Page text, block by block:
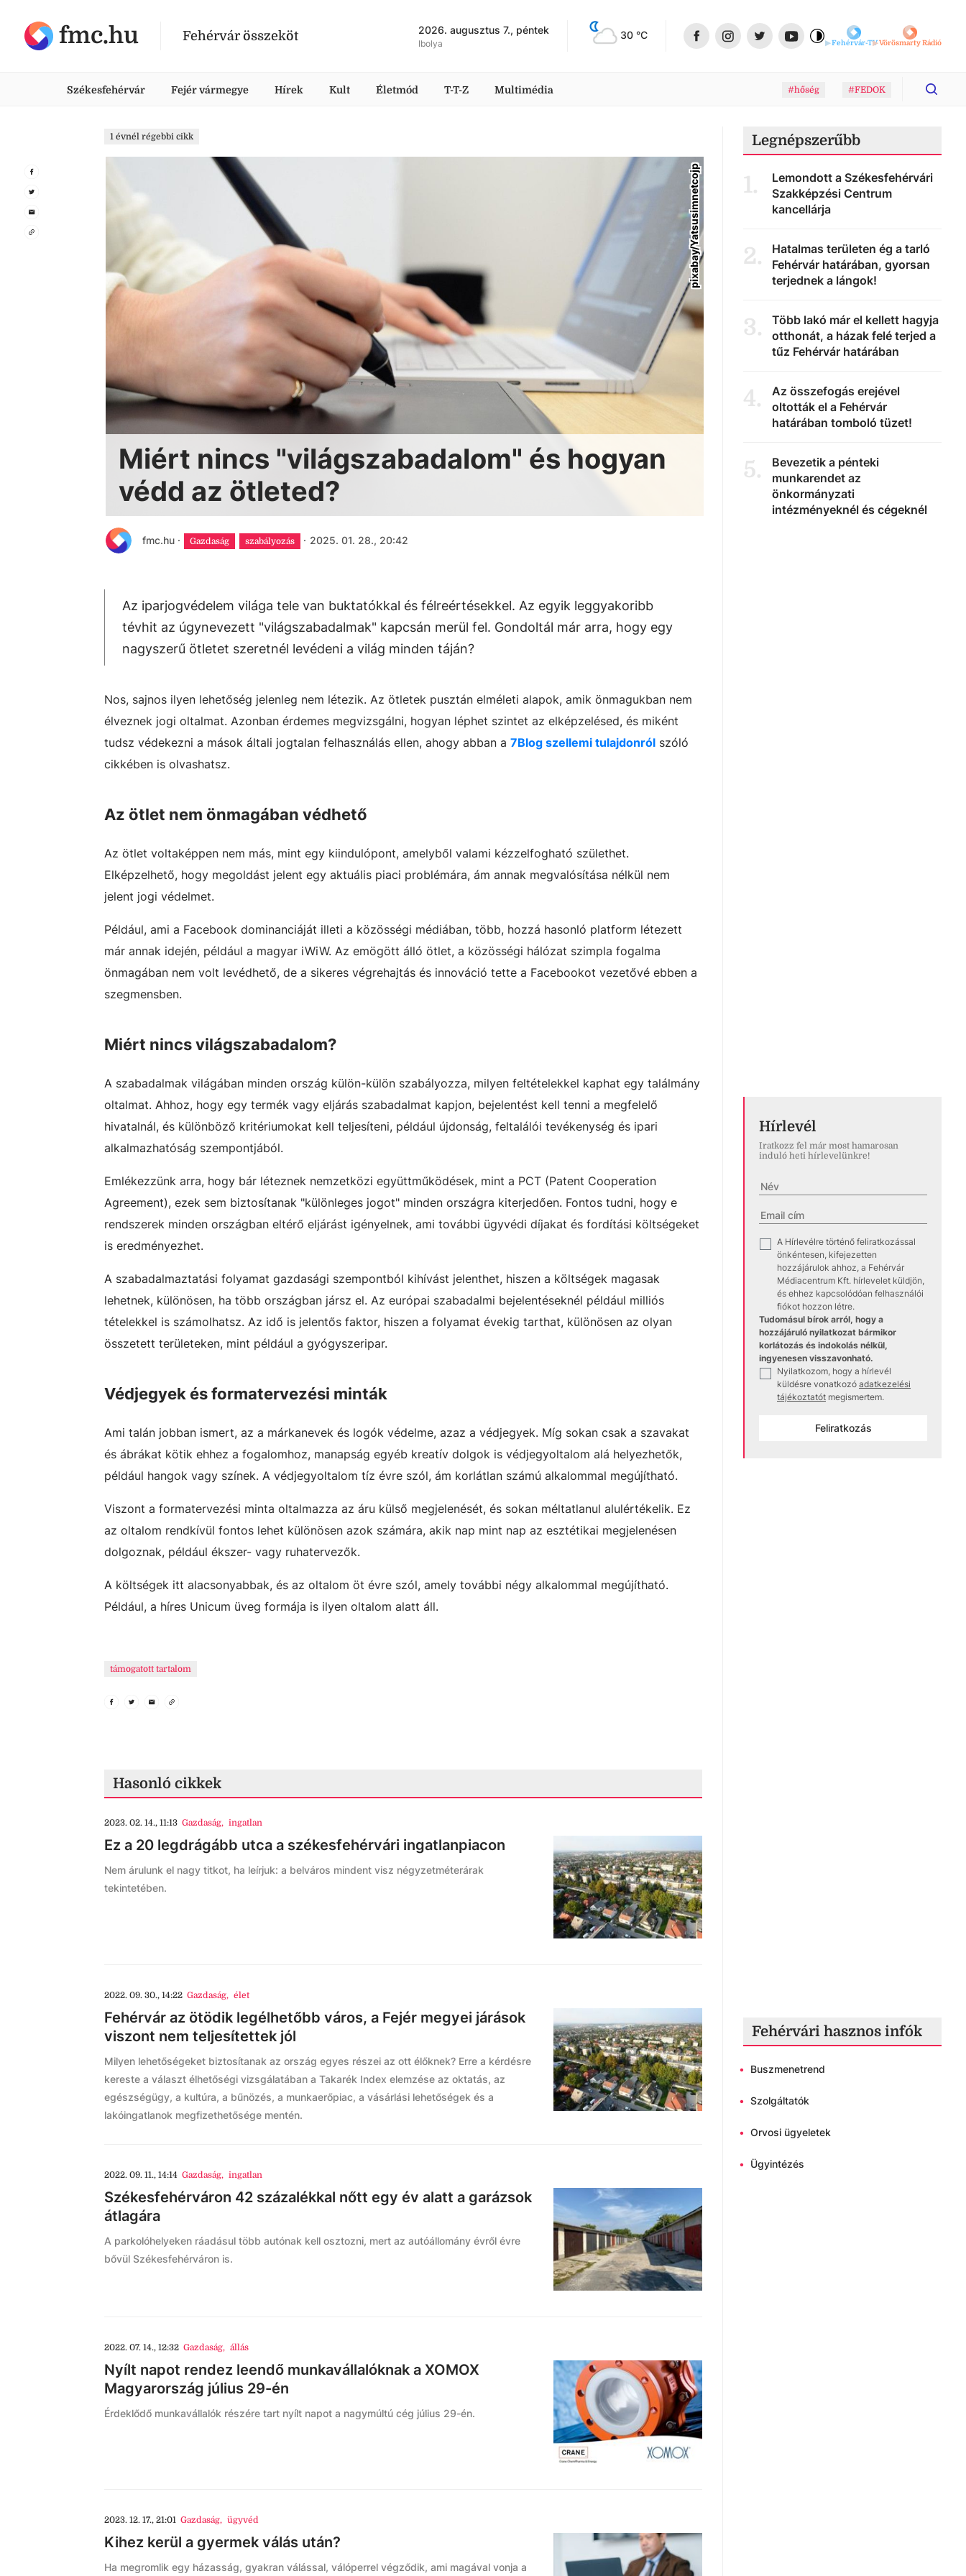
fmc.hu Fehérvár összeköt 2026. augusztus 7., péntek
Ibolya
30 °C
Fehérvár-TVVörösmarty Rádió
Székesfehérvár Fejér vármegye Hírek Kult Életmód T-T-Z Multimédia #hőség #FEDOK
1 évnél régebbi cikk
pixabay/Yatsusimnetcojp
Miért nincs "világszabadalom" és hogyan
védd az ötleted?
fmc.hu · Gazdaság szabályozás · 2025. 01. 28., 20:42
Az iparjogvédelem világa tele van buktatókkal és félreértésekkel. Az egyik leggyakoribb
tévhit az úgynevezett "világszabadalmak" kapcsán merül fel. Gondoltál már arra, hogy egy
nagyszerű ötletet szeretnél levédeni a világ minden táján?
Nos, sajnos ilyen lehetőség jelenleg nem létezik. Az ötletek pusztán elméleti alapok, amik önmagukban nem
élveznek jogi oltalmat. Azonban érdemes megvizsgálni, hogyan léphet szintet az elképzelésed, és miként
tudsz védekezni a mások általi jogtalan felhasználás ellen, ahogy abban a 7Blog szellemi tulajdonról szóló
cikkében is olvashatsz.
Az ötlet nem önmagában védhető
Az ötlet voltaképpen nem más, mint egy kiindulópont, amelyből valami kézzelfogható születhet.
Elképzelhető, hogy megoldást jelent egy aktuális piaci problémára, ám annak megvalósítása nélkül nem
jelent jogi védelmet.
Például, ami a Facebook dominanciáját illeti a közösségi médiában, több, hozzá hasonló platform létezett
már annak idején, például a magyar iWiW. Az emögött álló ötlet, a közösségi hálózat szimpla fogalma
önmagában nem volt levédhető, de a sikeres végrehajtás és innováció tette a Facebookot vezetővé ebben a
szegmensben.
Miért nincs világszabadalom?
A szabadalmak világában minden ország külön-külön szabályozza, milyen feltételekkel kaphat egy találmány
oltalmat. Ahhoz, hogy egy termék vagy eljárás szabadalmat kapjon, bejelentést kell tenni a megfelelő
hivatalnál, és különböző kritériumokat kell teljesíteni, például újdonság, feltalálói tevékenység és ipari
alkalmazhatóság szempontjából.
Emlékezzünk arra, hogy bár léteznek nemzetközi együttműködések, mint a PCT (Patent Cooperation
Agreement), ezek sem biztosítanak "különleges jogot" minden országra kiterjedően. Fontos tudni, hogy e
rendszerek minden országban eltérő eljárást igényelnek, ami további ügyvédi díjakat és fordítási költségeket
is eredményezhet.
A szabadalmaztatási folyamat gazdasági szempontból kihívást jelenthet, hiszen a költségek magasak
lehetnek, különösen, ha több országban jársz el. Az európai szabadalmi bejelentéseknél például milliós
tételekkel is számolhatsz. Az idő is jelentős faktor, hiszen a folyamat évekig tarthat, különösen az olyan
összetett területeken, mint például a gyógyszeripar.
Védjegyek és formatervezési minták
Ami talán jobban ismert, az a márkanevek és logók védelme, azaz a védjegyek. Míg sokan csak a szavakat
és ábrákat kötik ehhez a fogalomhoz, manapság egyéb kreatív dolgok is védjegyoltalom alá helyezhetők,
például hangok vagy színek. A védjegyoltalom tíz évre szól, ám korlátlan számú alkalommal megújítható.
Viszont a formatervezési minta oltalmazza az áru külső megjelenését, és sokan méltatlanul alulértékelik. Ez
az oltalom rendkívül fontos lehet különösen azok számára, akik nap mint nap az esztétikai megjelenésen
dolgoznak, például ékszer- vagy ruhatervezők.
A költségek itt alacsonyabbak, és az oltalom öt évre szól, amely további négy alkalommal megújítható.
Például, a híres Unicum üveg formája is ilyen oltalom alatt áll.
támogatott tartalom
Hasonló cikkek
2023. 02. 14., 11:13 Gazdaság, ingatlan
Ez a 20 legdrágább utca a székesfehérvári ingatlanpiacon
Nem árulunk el nagy titkot, ha leírjuk: a belváros mindent visz négyzetméterárak
tekintetében.
2022. 09. 30., 14:22 Gazdaság, élet
Fehérvár az ötödik legélhetőbb város, a Fejér megyei járások
viszont nem teljesítettek jól
Milyen lehetőségeket biztosítanak az ország egyes részei az ott élőknek? Erre a kérdésre
kereste a választ élhetőségi vizsgálatában a Takarék Index elemzése az oktatás, az
egészségügy, a kultúra, a bűnözés, a munkaerőpiac, a vásárlási lehetőségek és a
lakóingatlanok megfizethetősége mentén.
2022. 09. 11., 14:14 Gazdaság, ingatlan
Székesfehérváron 42 százalékkal nőtt egy év alatt a garázsok
átlagára
A parkolóhelyeken ráadásul több autónak kell osztozni, mert az autóállomány évről évre
bővül Székesfehérváron is.
2022. 07. 14., 12:32 Gazdaság, állás
Nyílt napot rendez leendő munkavállalóknak a XOMOX
Magyarország július 29-én
Érdeklődő munkavállalók részére tart nyílt napot a nagymúltú cég július 29-én.
2023. 12. 17., 21:01 Gazdaság, ügyvéd
Kihez kerül a gyermek válás után?
Ha megromlik egy házasság, gyakran válással, válóperrel végződik, ami magával vonja a
Legnépszerűbb
1.
Lemondott a Székesfehérvári
Szakképzési Centrum
kancellárja
2.
Hatalmas területen ég a tarló
Fehérvár határában, gyorsan
terjednek a lángok!
3.
Több lakó már el kellett hagyja
otthonát, a házak felé terjed a
tűz Fehérvár határában
4.
Az összefogás erejével
oltották el a Fehérvár
határában tomboló tüzet!
5.
Bevezetik a pénteki
munkarendet az
önkormányzati
intézményeknél és cégeknél
Hírlevél
Iratkozz fel már most hamarosan
induló heti hírlevelünkre!
A Hírlevélre történő feliratkozással
önkéntesen, kifejezetten
hozzájárulok ahhoz, a Fehérvár
Médiacentrum Kft. hírlevelet küldjön,
és ehhez kapcsolódóan felhasználói
fiókot hozzon létre.
Tudomásul bírok arról, hogy a
hozzájáruló nyilatkozat bármikor
korlátozás és indokolás nélkül,
ingyenesen visszavonható.
Nyilatkozom, hogy a hírlevél
küldésre vonatkozó adatkezelési
tájékoztatót megismertem.
Feliratkozás
Fehérvári hasznos infók
• Buszmenetrend
• Szolgáltatók
• Orvosi ügyeletek
• Ügyintézés